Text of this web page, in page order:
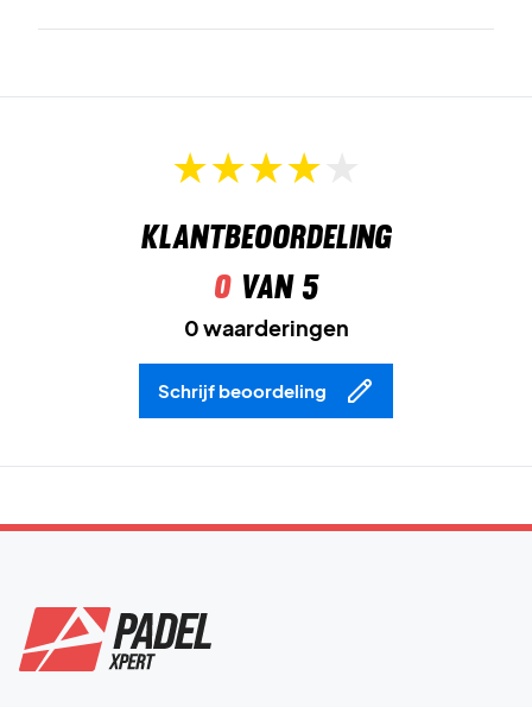
Klantbeoordeling
0van 5
0 waarderingen
Schrijf beoordeling